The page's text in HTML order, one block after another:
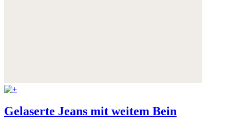
Gelaserte Jeans mit weitem Bein